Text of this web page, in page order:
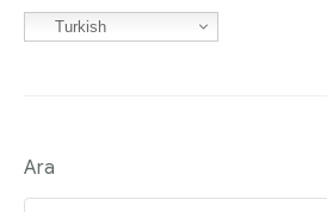
Turkish
Ara